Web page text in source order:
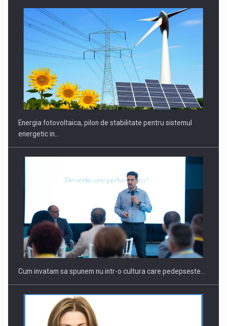
CEO Conference - Shaping The Future - Technology and…
Webinar - Business Evolution-RETHINK STRATEGY-Finantare
Investitii Digitalizare
Energia fotovoltaica, pilon de stabilitate pentru sistemul
energetic in…
Cum invatam sa spunem nu intr-o cultura care pedepseste…